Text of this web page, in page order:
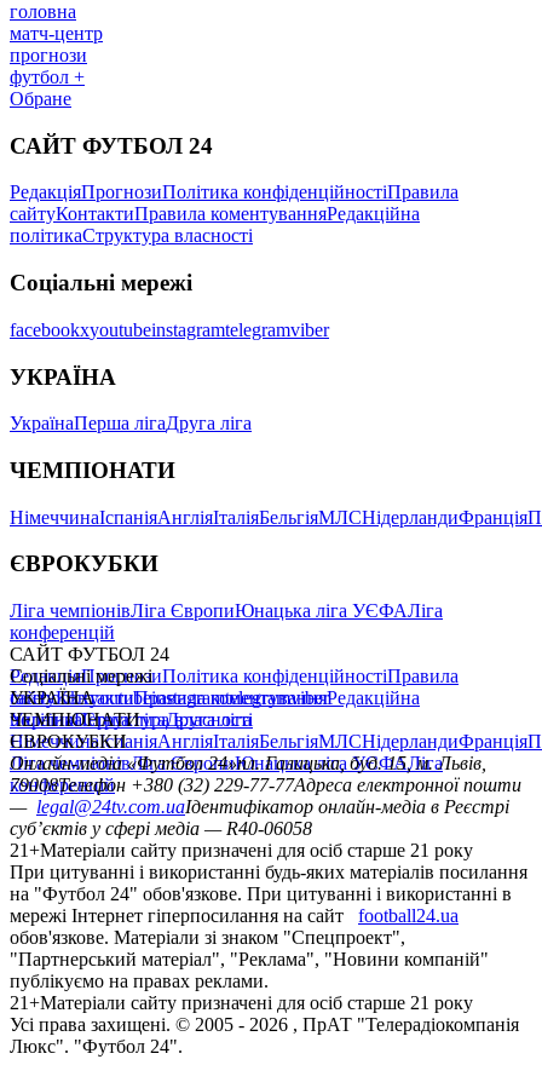
головна
матч-центр
прогнози
футбол +
Обране
САЙТ ФУТБОЛ 24
РедакціяПрогнозиПолітика конфіденційностіПравила
сайтуКонтактиПравила коментуванняРедакційна
політикаСтруктура власності
Соціальні мережі
facebookxyoutubeinstagramtelegramviber
УКРАЇНА
УкраїнаПерша лігаДруга ліга
ЧЕМПІОНАТИ
НімеччинаІспаніяАнгліяІталіяБельгіяМЛСНідерландиФранція
ЄВРОКУБКИ
Ліга чемпіонівЛіга ЄвропиЮнацька ліга УЄФАЛіга
конференцій
САЙТ ФУТБОЛ 24
РедакціяПрогнозиПолітика конфіденційностіПравила
сайтуКонтактиПравила коментуванняРедакційна
політикаСтруктура власності
Соціальні мережі
facebookxyoutubeinstagramtelegramviber
УКРАЇНА
УкраїнаПерша лігаДруга ліга
ЧЕМПІОНАТИ
НімеччинаІспаніяАнгліяІталіяБельгіяМЛСНідерландиФранція
ЄВРОКУБКИ
Ліга чемпіонівЛіга ЄвропиЮнацька ліга УЄФАЛіга
конференцій
Онлайн-медіа «Футбол 24»пл. Галицька, буд. 15, м. Львів,
79008Телефон +380 (32) 229-77-77Адреса електронної пошти
— legal@24tv.com.uaІдентифікатор онлайн-медіа в Реєстрі
суб’єктів у сфері медіа — R40-06058
21+Матеріали сайту призначені для осіб старше 21 року
При цитуванні і використанні будь-яких матеріалів посилання
на "Футбол 24" обов'язкове. При цитуванні і використанні в
мережі Інтернет гіперпосилання на сайт
football24.ua
обов'язкове. Матеріали зі знаком "Спецпроект",
"Партнерський матеріал", "Реклама", "Новини компаній"
публікуємо на правах реклами.
21+Матеріали сайту призначені для осіб старше 21 року
Усi права захищенi. © 2005 - 2026 , ПрАТ "Телерадіокомпанія
Люкс". "Футбол 24".